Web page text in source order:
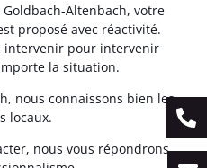
Altenbach, votre
proposé avec réactivité.
intervenir pour intervenir
la situation.
nous connaissons bien les
locaux.
nous vous répondrons